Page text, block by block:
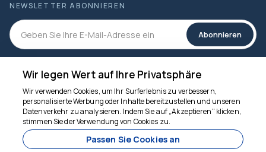
NEWSLETTER ABONNIEREN
Abonnieren
SOZIALEN MEDIEN
Wir legen Wert auf Ihre Privatsphäre
Wir verwenden Cookies, um Ihr Surferlebnis zu verbessern,
personalisierte Werbung oder Inhalte bereitzustellen und unseren
Datenverkehr zu analysieren. Indem Sie auf „Akzeptieren“ klicken,
stimmen Sie der Verwendung von Cookies zu.
Passen Sie Cookies an
Wir sind für Sie da